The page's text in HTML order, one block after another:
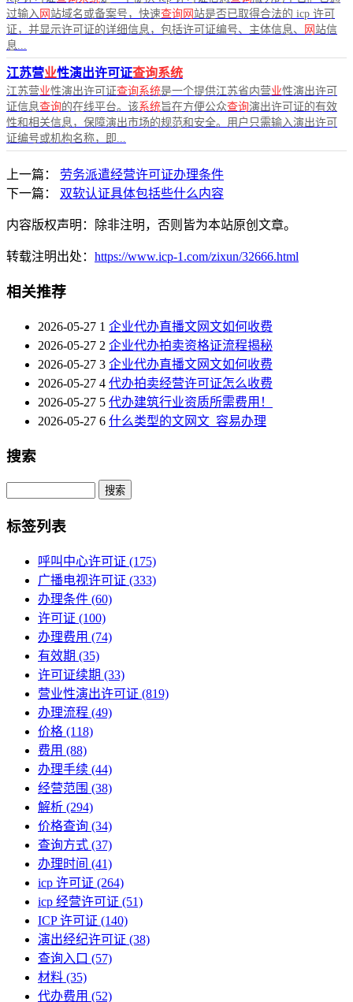
过输入 网 站域名或备案号，快速查询网 站是否已取得合法的 icp 许可
证，并显示许可证的详细信息，包括许可证编号、主体信息、
网 站信
息...
江苏营业性演出许可证查询系统
江苏营业性演出许可证查询系统是一个提供江苏省内营业性演出许可
证信息查询的在线平台。该系统旨在方便公众查询演出许可证的有效
性和相关信息，保障演出市场的规范和安全。用户只需输入演出许可
证编号或机构名称，即...
上一篇：
劳务派遣经营许可证办理条件
下一篇：
双软认证具体包括些什么内容
内容版权声明：除非注明，否则皆为本站原创文章。
转载注明出处： https://www.icp-1.com/zixun/32666.html
相关推荐
2026-05-27 1 企业代办直播文网文如何收费
2026-05-27 2 企业代办拍卖资格证流程揭秘
2026-05-27 3 企业代办直播文网文如何收费
2026-05-27 4 代办拍卖经营许可证怎么收费
2026-05-27 5 代办建筑行业资质所需费用！
2026-05-27 6 什么类型的文网文_容易办理
搜索
Search
标签列表
呼叫中心许可证 (175)
广播电视许可证 (333)
办理条件 (60)
许可证 (100)
办理费用 (74)
有效期 (35)
许可证续期 (33)
营业性演出许可证 (819)
办理流程 (49)
价格 (118)
费用 (88)
办理手续 (44)
经营范围 (38)
解析 (294)
价格查询 (34)
查询方式 (37)
办理时间 (41)
icp 许可证 (264)
icp 经营许可证 (51)
ICP 许可证 (140)
演出经纪许可证 (38)
查询入口 (57)
材料 (35)
代办费用 (52)